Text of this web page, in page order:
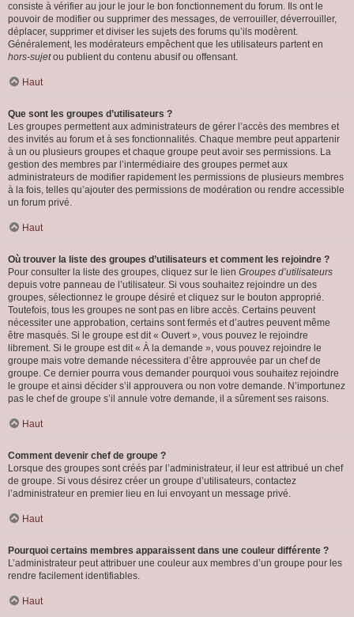
consiste à vérifier au jour le jour le bon fonctionnement du forum. Ils ont le
pouvoir de modifier ou supprimer des messages, de verrouiller, déverrouiller,
déplacer, supprimer et diviser les sujets des forums qu’ils modèrent.
Généralement, les modérateurs empêchent que les utilisateurs partent en
hors-sujetou publient du contenu abusif ou offensant.
Haut
Que sont les groupes d’utilisateurs ?
Les groupes permettent aux administrateurs de gérer l’accès des membres et
des invités au forum et à ses fonctionnalités. Chaque membre peut appartenir
à un ou plusieurs groupes et chaque groupe peut avoir ses permissions. La
gestion des membres par l’intermédiaire des groupes permet aux
administrateurs de modifier rapidement les permissions de plusieurs membres
à la fois, telles qu’ajouter des permissions de modération ou rendre accessible
un forum privé.
Haut
Où trouver la liste des groupes d’utilisateurs et comment les rejoindre ?
Pour consulter la liste des groupes, cliquez sur le lien Groupes d’utilisateurs
depuis votre panneau de l’utilisateur. Si vous souhaitez rejoindre un des
groupes, sélectionnez le groupe désiré et cliquez sur le bouton approprié.
Toutefois, tous les groupes ne sont pas en libre accès. Certains peuvent
nécessiter une approbation, certains sont fermés et d’autres peuvent même
être masqués. Si le groupe est dit « Ouvert », vous pouvez le rejoindre
librement. Si le groupe est dit « À la demande », vous pouvez rejoindre le
groupe mais votre demande nécessitera d’être approuvée par un chef de
groupe. Ce dernier pourra vous demander pourquoi vous souhaitez rejoindre
le groupe et ainsi décider s’il approuvera ou non votre demande. N’importunez
pas le chef de groupe s’il annule votre demande, il a sûrement ses raisons.
Haut
Comment devenir chef de groupe ?
Lorsque des groupes sont créés par l’administrateur, il leur est attribué un chef
de groupe. Si vous désirez créer un groupe d’utilisateurs, contactez
l’administrateur en premier lieu en lui envoyant un message privé.
Haut
Pourquoi certains membres apparaissent dans une couleur différente ?
L’administrateur peut attribuer une couleur aux membres d’un groupe pour les
rendre facilement identifiables.
Haut